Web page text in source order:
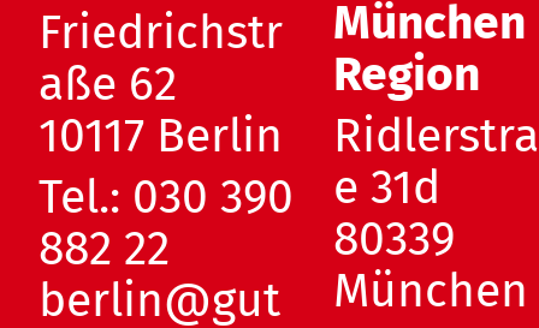
Friedrichstr
aße 62
10117 Berlin
Tel.: 030 390
882 22
berlin@gut
München
Region
e 31d
80339
München